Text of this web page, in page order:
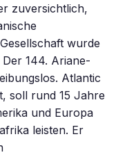
zuversichtlich,
wurde
144. Ariane-
Atlantic
soll rund 15 Jahre
und Europa
leisten. Er